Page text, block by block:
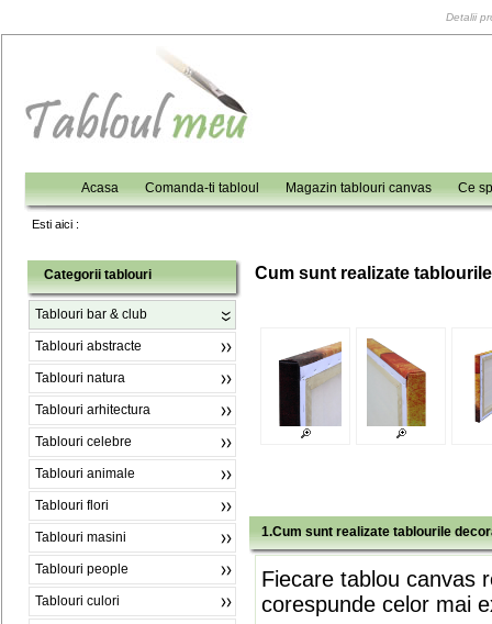
Detalii
Acasa Comanda-ti tabloul Magazin tablouri canvas Ce
Esti aici :
Categorii tablouri
Tablouri bar & club
Tablouri abstracte
Tablouri natura
Tablouri arhitectura
Tablouri celebre
Tablouri animale
Tablouri flori
Tablouri masini
Tablouri people
Tablouri culori
Cum sunt realizate
1.Cum sunt realizate tablourile
Fiecare tablou canvas
corespunde celor mai